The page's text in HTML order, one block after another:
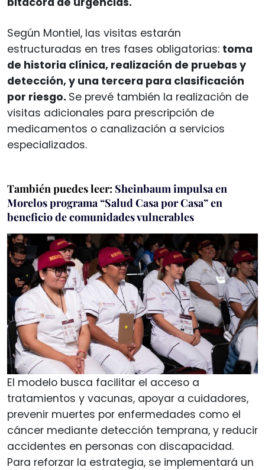
Según Montiel, las visitas estarán
estructuradas en tres fases obligatorias: toma
de historia clínica, realización de pruebas y
detección, y una tercera para clasificación
por riesgo. Se prevé también la realización de
visitas adicionales para prescripción de
medicamentos o canalización a servicios
especializados.
También puedes leer: Sheinbaum impulsa en
Morelos programa “Salud Casa por Casa” en
beneficio de comunidades vulnerables
El modelo busca facilitar el acceso a
tratamientos y vacunas, apoyar a cuidadores,
prevenir muertes por enfermedades como el
cáncer mediante detección temprana, y reducir
accidentes en personas con discapacidad.
Para reforzar la estrategia, se implementará un